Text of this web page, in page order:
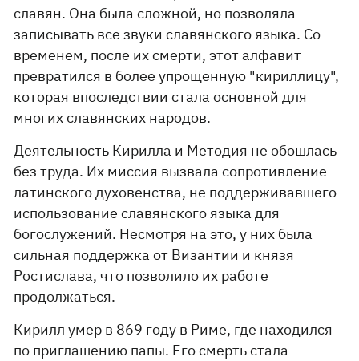
славян. Она была сложной, но позволяла
записывать все звуки славянского языка. Со
временем, после их смерти, этот алфавит
превратился в более упрощенную "кириллицу",
которая впоследствии стала основной для
многих славянских народов.
Деятельность Кирилла и Методия не обошлась
без труда. Их миссия вызвала сопротивление
латинского духовенства, не поддерживавшего
использование славянского языка для
богослужений. Несмотря на это, у них была
сильная поддержка от Византии и князя
Ростислава, что позволило их работе
продолжаться.
Кирилл умер в 869 году в Риме, где находился
по приглашению папы. Его смерть стала